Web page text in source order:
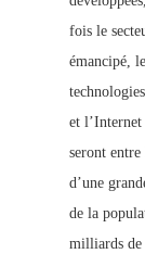
fois le
émancipé,
et
seront entre
d’une
de la
milliards de